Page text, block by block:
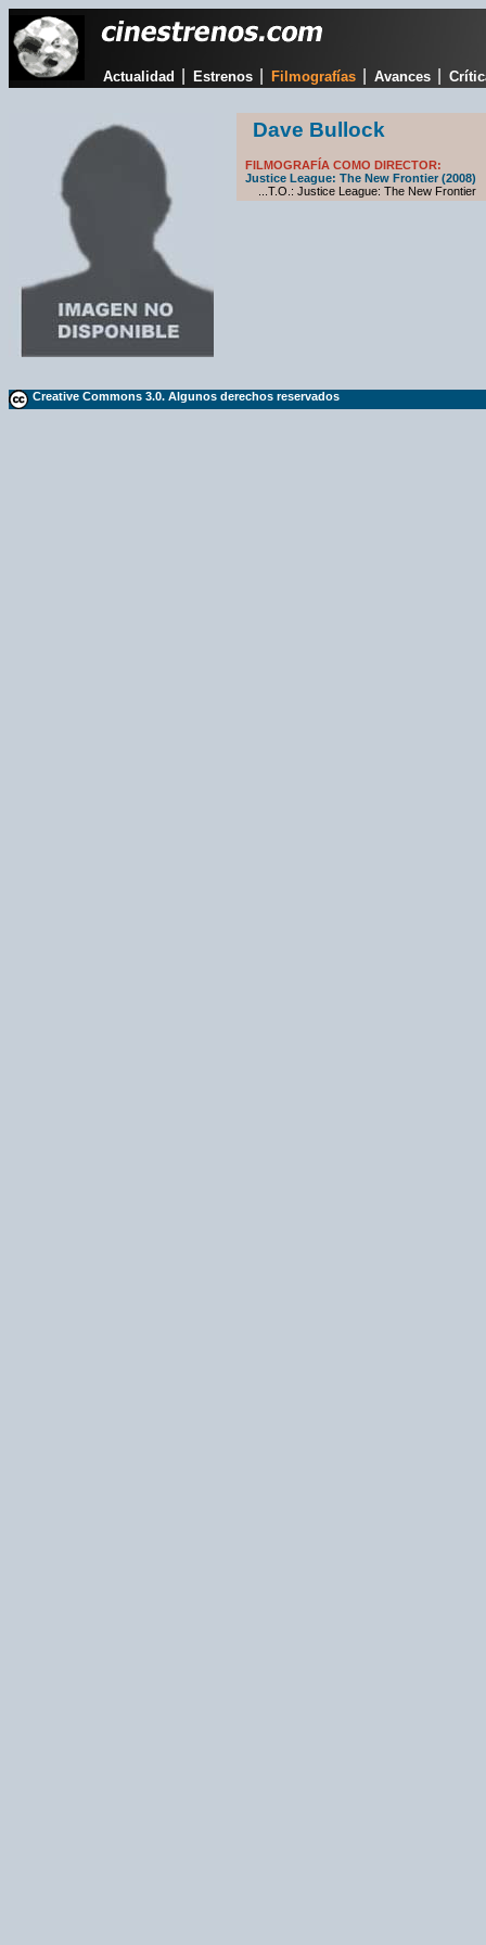
Actualidad Estrenos Filmografías Avances
Dave Bullock
FILMOGRAFÍA COMO DIRECTOR:
Justice League: The New Frontier (2008)
...T.O.: Justice League: The New Frontier
Creative Commons 3.0. Algunos derechos reservados